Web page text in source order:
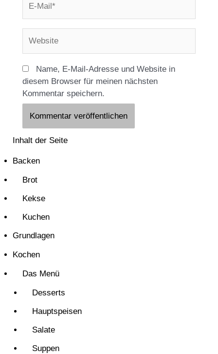
Mail*
Name, E-Mail-Adresse und Website in
diesem Browser für meinen nächsten
Kommentar speichern.
Inhalt der Seite
Backen
Brot
Kekse
Kuchen
Grundlagen
Kochen
Das Menü
Desserts
Hauptspeisen
Salate
Suppen